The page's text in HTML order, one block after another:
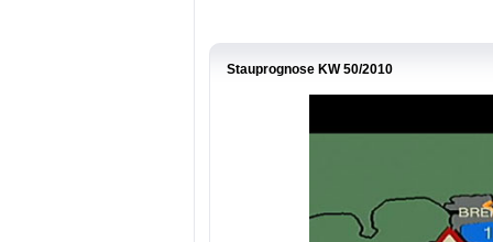
Stauprognose KW 50/2010